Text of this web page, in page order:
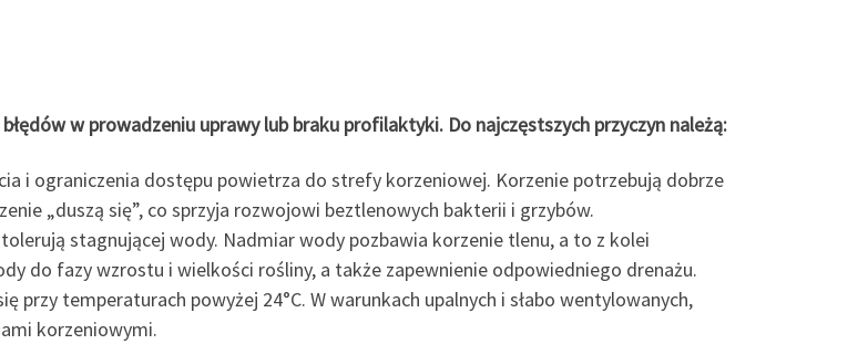
w prowadzeniu uprawy lub braku profilaktyki. Do najczęstszych przyczyn należą:
i ograniczenia dostępu powietrza do strefy korzeniowej. Korzenie potrzebują dobrze
„duszą się”, co sprzyja rozwojowi beztlenowych bakterii i grzybów.
stagnującej wody. Nadmiar wody pozbawia korzenie tlenu, a to z kolei
do fazy wzrostu i wielkości rośliny, a także zapewnienie odpowiedniego drenażu.
temperaturach powyżej 24°C. W warunkach upalnych i słabo wentylowanych,
korzeniowymi.